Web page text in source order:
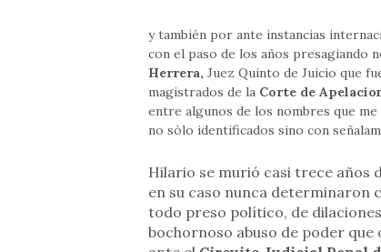
y también por ante instancias
con el paso de los años presagiando
Herrera, Juez Quinto de Juicio que
magistrados de la Corte de
entre algunos de los nombres que
no sólo identificados sino con
Hilario se murió casi trece años
en su caso nunca determinaron
todo preso político, de
bochornoso abuso de poder